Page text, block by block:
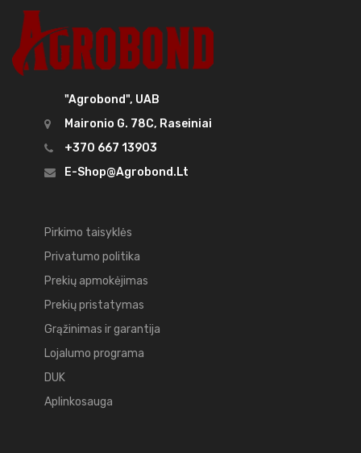
"Agrobond", UAB
Maironio G. 78C, Raseiniai
+370 667 13903
E-Shop@agrobond.lt
Pirkimo taisyklės
Privatumo politika
Prekių apmokėjimas
Prekių pristatymas
Grąžinimas ir garantija
Lojalumo programa
DUK
Aplinkosauga